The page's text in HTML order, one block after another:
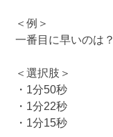
＜例＞
一番目に早いのは？
＜選択肢＞
・1分50秒
・1分22秒
・1分15秒